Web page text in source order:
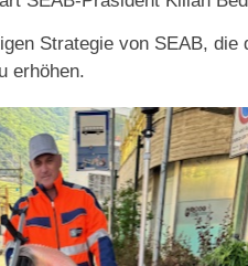
Strategie von SEAB, die
erhöhen.